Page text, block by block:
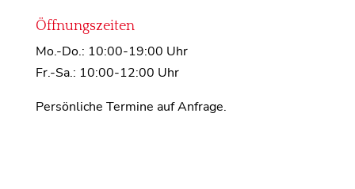
Öffnungszeiten
Mo.-Do.: 10:00-19:00 Uhr
Fr.-Sa.: 10:00-12:00 Uhr
Persönliche Termine auf Anfrage.